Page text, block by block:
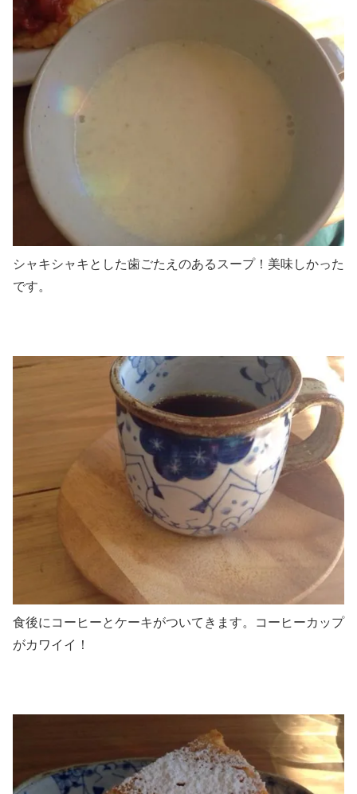
シャキシャキとした歯ごたえのあるスープ！美味しかった
です。
食後にコーヒーとケーキがついてきます。コーヒーカップ
がカワイイ！